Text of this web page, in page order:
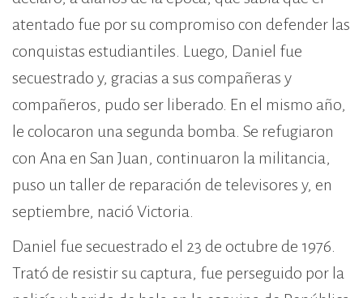
atentado fue por su compromiso con defender las
conquistas estudiantiles. Luego, Daniel fue
secuestrado y, gracias a sus compañeras y
compañeros, pudo ser liberado. En el mismo año,
le colocaron una segunda bomba. Se refugiaron
con Ana en San Juan, continuaron la militancia,
puso un taller de reparación de televisores y, en
septiembre, nació Victoria.
Daniel fue secuestrado el 23 de octubre de 1976.
Trató de resistir su captura, fue perseguido por la